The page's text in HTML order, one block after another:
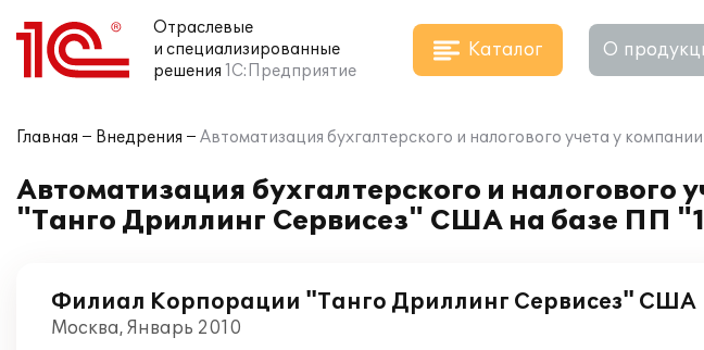
Отраслевые
и специализированные
решения 1С:Предприятие
Каталог О
Главная Внедрения Автоматизация бухгалтерского и налогового учета у
Автоматизация бухгалтерского и
"Танго Дриллинг Сервисез" США на базе ПП
Филиал Корпорации "Танго Дриллинг Сервисез" США
Москва, Январь 2010